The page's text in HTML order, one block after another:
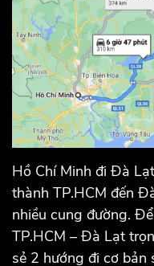
Hồ Chí Minh đi Đà
thành TP.HCM đến
nhiều cung đường.
TP.HCM – Đà Lạt
sẻ 2 hướng đi cơ bản